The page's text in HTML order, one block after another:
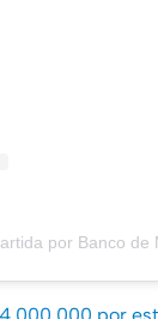
por Banco